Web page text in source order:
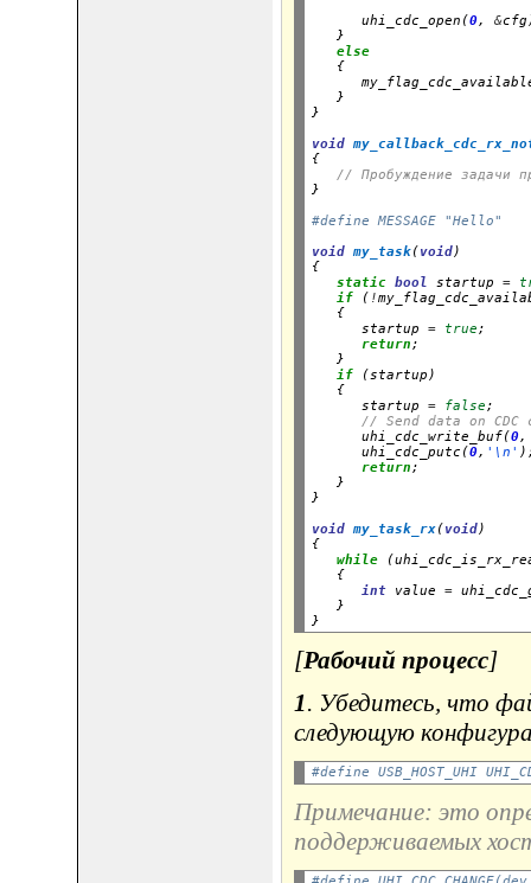
      uhi_cdc_open(
0, &
   }
else
   {
   }
}
void
{
// Пробуждение задачи
}
#define MESSAGE "Hello"
void my_task(void)
{
static
bool startup =
if ( !
   {
      startup
= true;
return;
   }
if (startup)
   {
      startup
= false;
// Send data on CDC
      uhi_cdc_write_buf(
0,
      uhi_cdc_putc(
0, '\n'
return;
   }
}
void my_task_rx(void)
{
while
   {
int value =
   }
[Рабочий процесс]
1. Убедитесь, что
следующую
#define USB_HOST_UHI
Примечание: это
поддерживаемых